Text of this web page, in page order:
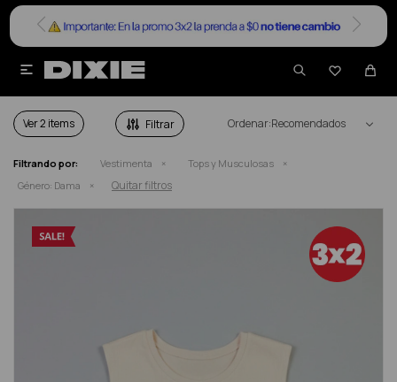


TOPS Y MUSCULOSAS DAMA EN SALE
Ver Recomendados
Filtrando por: Vestimenta
Tops y Musculosas
Género: Dama Quitar filtros